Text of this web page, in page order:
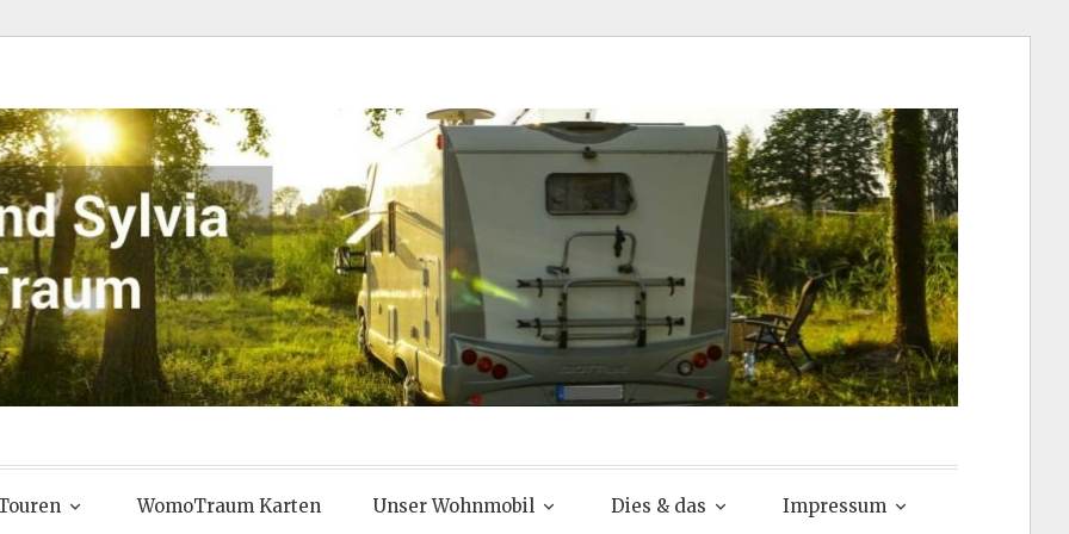
Chris und Sylvia
WomoTraum Karten Unser Wohnmobil Dies & das Impressum